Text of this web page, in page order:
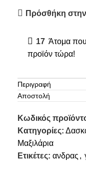
Πρόσθήκη στην
17 Άτομα
προϊόν τώρα!
Περιγραφή
Αποστολή
Κωδικός
Κατηγορίες:
Μαξιλάρια
Ετικέτες: ανδρας ,